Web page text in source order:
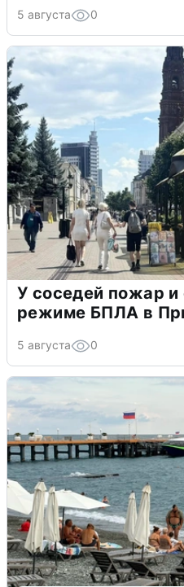
5 августа 0
У соседей пожар и
режиме БПЛА в
5 августа 0